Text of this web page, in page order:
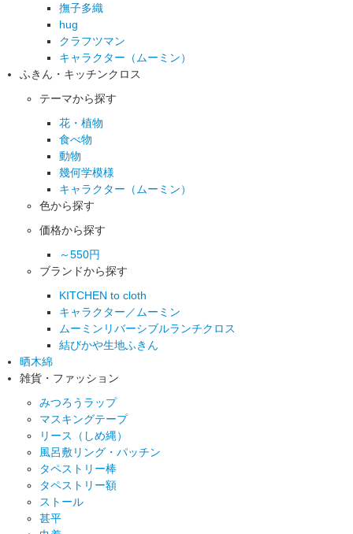
撫子多織
hug
クラフツマン
キャラクター（ムーミン）
ふきん・キッチンクロス
テーマから探す
花・植物
食べ物
動物
幾何学模様
キャラクター（ムーミン）
色から探す
価格から探す
～550円
ブランドから探す
KITCHEN to cloth
キャラクター／ムーミン
ムーミンリバーシブルランチクロス
結びかや生地ふきん
晒木綿
雑貨・ファッション
みつろうラップ
マスキングテープ
リース（しめ縄）
風呂敷リング・パッチン
タペストリー棒
タペストリー額
ストール
甚平